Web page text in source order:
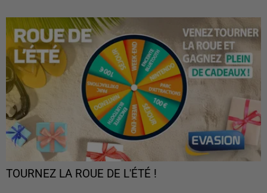
TOURNEZ LA ROUE DE L'ÉTÉ !